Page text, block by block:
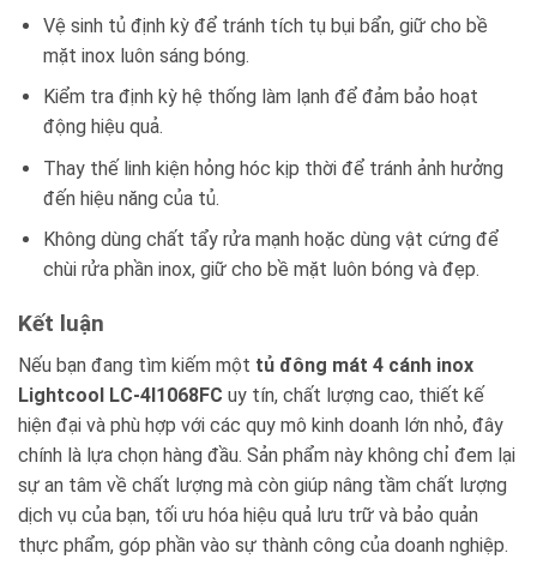
Vệ sinh tủ định kỳ để tránh tích tụ bụi bẩn, giữ cho bề
mặt inox luôn sáng bóng.
Kiểm tra định kỳ hệ thống làm lạnh để đảm bảo hoạt
động hiệu quả.
Thay thế linh kiện hỏng hóc kịp thời để tránh ảnh hưởng
đến hiệu năng của tủ.
Không dùng chất tẩy rửa mạnh hoặc dùng vật cứng để
chùi rửa phần inox, giữ cho bề mặt luôn bóng và đẹp.
Kết luận
Nếu bạn đang tìm kiếm một tủ đông mát 4 cánh inox
Lightcool LC-4I1068FC uy tín, chất lượng cao, thiết kế
hiện đại và phù hợp với các quy mô kinh doanh lớn nhỏ, đây
chính là lựa chọn hàng đầu. Sản phẩm này không chỉ đem lại
sự an tâm về chất lượng mà còn giúp nâng tầm chất lượng
dịch vụ của bạn, tối ưu hóa hiệu quả lưu trữ và bảo quản
thực phẩm, góp phần vào sự thành công của doanh nghiệp.